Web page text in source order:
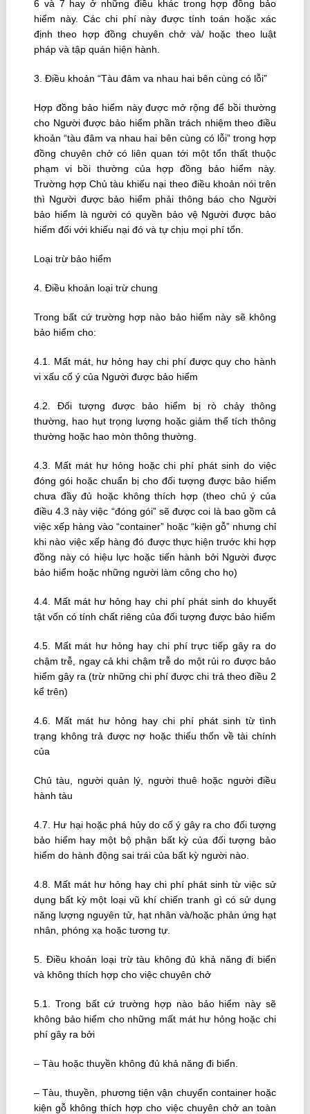
6 và 7 hay ở những điều khác trong hợp đồng bảo
hiểm này. Các chi phí này được tính toán hoặc xác
định theo hợp đồng chuyên chở và/ hoặc theo luật
pháp và tập quán hiện hành.
3. Ðiều khoản “Tàu đâm va nhau hai bên cùng có lỗi”
Hợp đồng bảo hiểm này được mở rộng để bồi thường
cho Người được bảo hiểm phần trách nhiệm theo điều
khoản “tàu đâm va nhau hai bên cùng có lỗi” trong hợp
đồng chuyên chở có liên quan tới một tổn thất thuộc
phạm vi bồi thường của hợp đồng bảo hiểm này.
Trường hợp Chủ tàu khiếu nại theo điều khoản nói trên
thì Người được bảo hiểm phải thông báo cho Người
bảo hiểm là người có quyền bảo vệ Người được bảo
hiểm đối với khiếu nại đó và tự chịu mọi phí tổn.
Loại trừ bảo hiểm
4. Ðiều khoản loại trừ chung
Trong bất cứ trường hợp nào bảo hiểm này sẽ không
bảo hiểm cho:
4.1. Mất mát, hư hỏng hay chi phí được quy cho hành
vi xấu cố ý của Người được bảo hiểm
4.2. Ðối tượng được bảo hiểm bị rò chảy thông
thường, hao hụt trọng lượng hoặc giảm thể tích thông
thường hoặc hao mòn thông thường.
4.3. Mất mát hư hỏng hoặc chi phí phát sinh do việc
đóng gói hoặc chuẩn bị cho đối tượng được bảo hiểm
chưa đầy đủ hoặc không thích hợp (theo chủ ý của
điều 4.3 này việc “đóng gói” sẽ được coi là bao gồm cả
việc xếp hàng vào “container” hoặc “kiện gỗ” nhưng chỉ
khi nào việc xếp hàng đó được thực hiện trước khi hợp
đồng này có hiệu lực hoặc tiến hành bởi Người được
bảo hiểm hoặc những người làm công cho họ)
4.4. Mất mát hư hỏng hay chi phí phát sinh do khuyết
tật vốn có tính chất riêng của đối tượng được bảo hiểm
4.5. Mất mát hư hỏng hay chi phí trực tiếp gây ra do
chậm trễ, ngay cả khi chậm trễ do một rủi ro được bảo
hiểm gây ra (trừ những chi phí được chi trả theo điều 2
kể trên)
4.6. Mất mát hư hỏng hay chi phí phát sinh từ tình
trạng không trả được nợ hoặc thiếu thốn về tài chính
của
Chủ tàu, người quản lý, người thuê hoặc người điều
hành tàu
4.7. Hư hại hoặc phá hủy do cố ý gây ra cho đối tượng
bảo hiểm hay một bộ phận bất kỳ của đối tượng bảo
hiểm do hành động sai trái của bất kỳ người nào.
4.8. Mất mát hư hỏng hay chi phí phát sinh từ việc sử
dụng bất kỳ một loại vũ khí chiến tranh gì có sử dụng
năng lượng nguyên tử, hạt nhân và/hoặc phản ứng hạt
nhân, phóng xạ hoặc tương tự.
5. Ðiều khoản loại trừ tàu không đủ khả năng đi biển
và không thích hợp cho việc chuyên chở
5.1. Trong bất cứ trường hợp nào bảo hiểm này sẽ
không bảo hiểm cho những mất mát hư hỏng hoặc chi
phí gây ra bởi
– Tàu hoặc thuyền không đủ khả năng đi biển.
– Tàu, thuyền, phương tiện vận chuyển container hoặc
kiện gỗ không thích hợp cho việc chuyên chở an toàn